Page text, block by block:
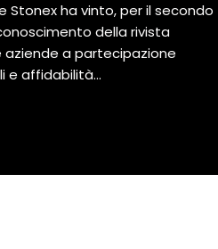
Stonex ha vinto, per il secondo
della rivista
aziende a partecipazione
e affidabilità...